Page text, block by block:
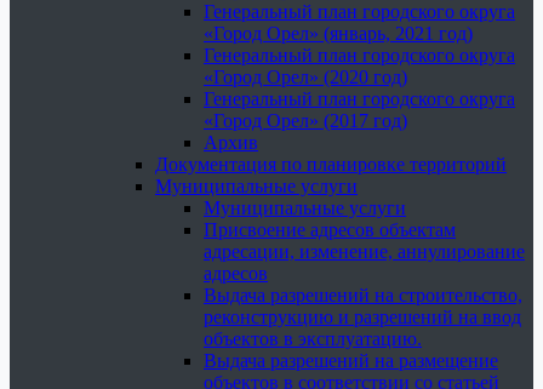
Генеральный план городского округа
«Город Орел» (январь, 2021 год)
Генеральный план городского округа
«Город Орел» (2020 год)
Генеральный план городского округа
«Город Орел» (2017 год)
Архив
Документация по планировке территорий
Муниципальные услуги
Муниципальные услуги
Присвоение адресов объектам
адресации, изменение, аннулирование
адресов
Выдача разрешений на строительство,
реконструкцию и разрешений на ввод
объектов в эксплуатацию.
Выдача разрешений на размещение
объектов в соответствии со статьей